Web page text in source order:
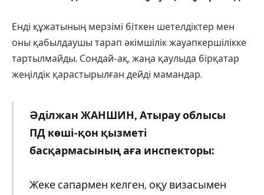
Енді құжатының мерзімі біткен шетелдіктер мен
оны қабылдаушы тарап әкімшілік жауапкершілікке
тартылмайды. Сондай-ақ, жаңа қаулыда бірқатар
жеңілдік қарастырылған дейді мамандар.
Әділжан ЖАНШИН, Атырау облысы
ПД көші-қон қызметі
басқармасының аға инспекторы:
Жеке сапармен келген, оқу визасымен